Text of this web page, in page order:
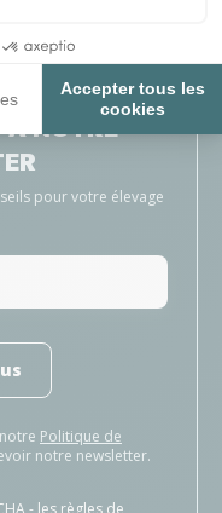
Accepter tous les
cookies
NOTRE
pour votre élevage
Politique de
notre newsletter.
- les règles de